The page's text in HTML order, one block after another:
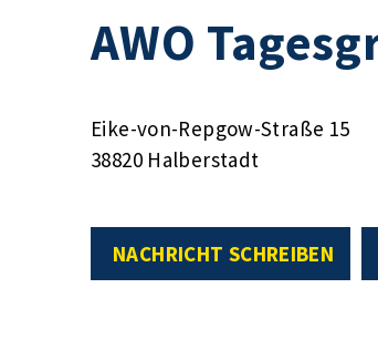
AWO
Eike-von-Repgow-Straße 15
38820 Halberstadt
NACHRICHT SCHREIBEN